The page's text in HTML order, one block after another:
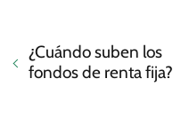
¿Cuándo suben los
fondos de renta fija?